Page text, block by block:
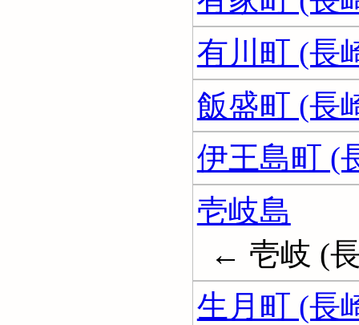
有川町 (長
飯盛町 (長
伊王島町 (
壱岐島
← 壱岐 (
生月町 (長